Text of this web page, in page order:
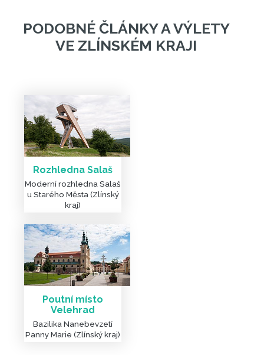
Rozhledna Salaš
Moderní rozhledna Salaš
u Starého Města (Zlínský
kraj)
Poutní místo
Velehrad
Bazilika Nanebevzetí
Panny Marie (Zlínský kraj)